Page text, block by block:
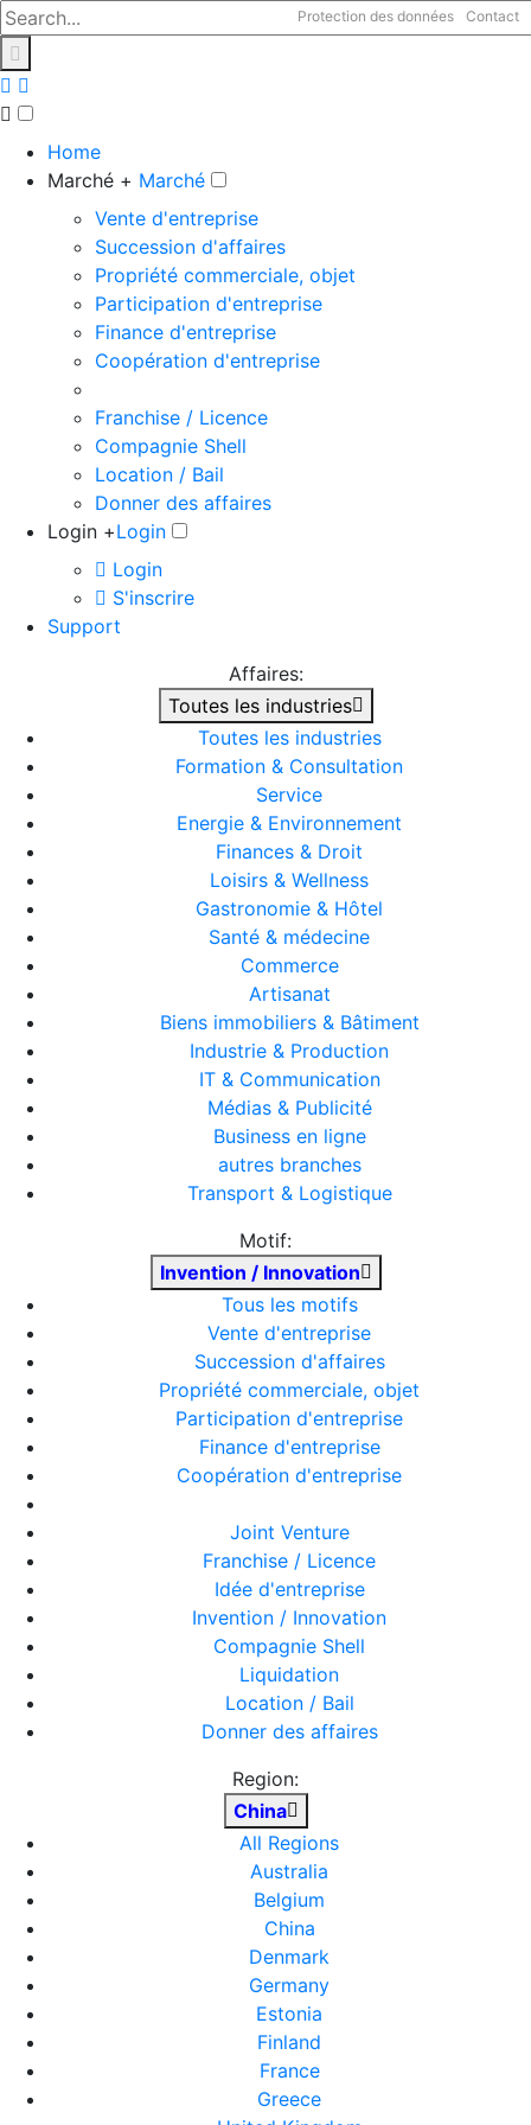
Protection des données Contact
Home
Marché + Marché
Vente d'entreprise
Succession d'affaires
Propriété commerciale, objet
Participation d'entreprise
Finance d'entreprise
Coopération d'entreprise
Franchise / Licence
Compagnie Shell
Location / Bail
Donner des affaires
Login +Login
Login
S'inscrire
Support
Affaires:
Toutes les industries
Toutes les industries
Formation & Consultation
Service
Energie & Environnement
Finances & Droit
Loisirs & Wellness
Gastronomie & Hôtel
Santé & médecine
Commerce
Artisanat
Biens immobiliers & Bâtiment
Industrie & Production
IT & Communication
Médias & Publicité
Business en ligne
autres branches
Transport & Logistique
Motif:
Invention / Innovation
Tous les motifs
Vente d'entreprise
Succession d'affaires
Propriété commerciale, objet
Participation d'entreprise
Finance d'entreprise
Coopération d'entreprise
Joint Venture
Franchise / Licence
Idée d'entreprise
Invention / Innovation
Compagnie Shell
Liquidation
Location / Bail
Donner des affaires
Region:
China
All Regions
Australia
Belgium
China
Denmark
Germany
Estonia
Finland
France
Greece